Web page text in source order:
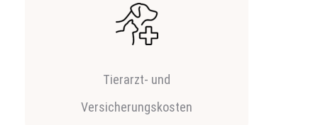
Tierarzt- und
Versicherungskosten